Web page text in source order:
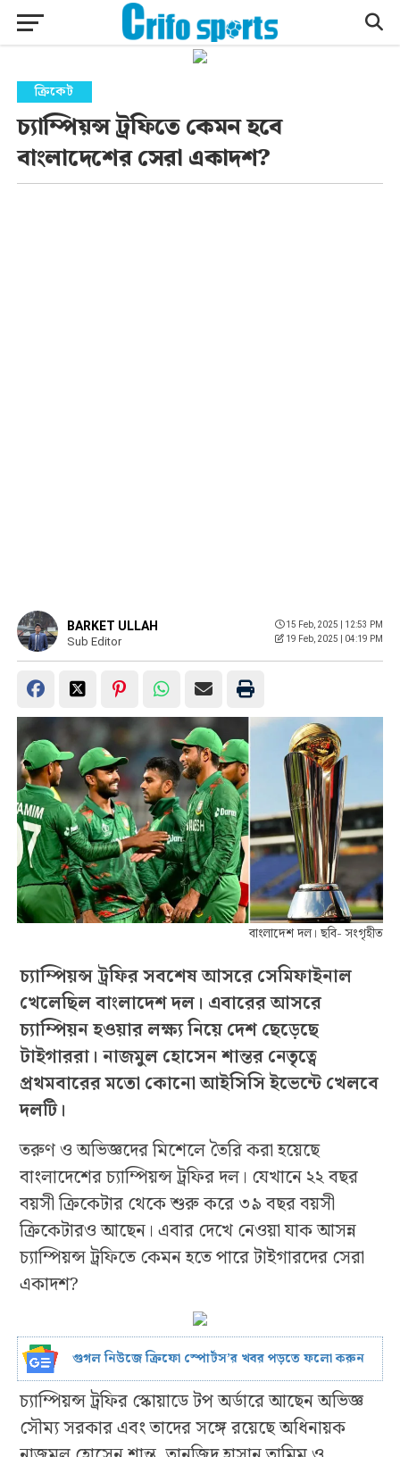
ক্রিকেট
চ্যাম্পিয়ন্স ট্রফিতে কেমন হবে
বাংলাদেশের সেরা একাদশ?
BARKET ULLAH
Sub Editor
15 Feb, 2025 | 12:53 PM
19 Feb, 2025 | 04:19 PM
বাংলাদেশ দল। ছবি- সংগৃহীত
চ্যাম্পিয়ন্স ট্রফির সবশেষ আসরে সেমিফাইনাল
খেলেছিল বাংলাদেশ দল। এবারের আসরে
চ্যাম্পিয়ন হওয়ার লক্ষ্য নিয়ে দেশ ছেড়েছে
টাইগাররা। নাজমুল হোসেন শান্তর নেতৃত্বে
প্রথমবারের মতো কোনো আইসিসি ইভেন্টে খেলবে
দলটি।
তরুণ ও অভিজ্ঞদের মিশেলে তৈরি করা হয়েছে
বাংলাদেশের চ্যাম্পিয়ন্স ট্রফির দল। যেখানে ২২ বছর
বয়সী ক্রিকেটার থেকে শুরু করে ৩৯ বছর বয়সী
ক্রিকেটারও আছেন। এবার দেখে নেওয়া যাক আসন্ন
চ্যাম্পিয়ন্স ট্রফিতে কেমন হতে পারে টাইগারদের সেরা
একাদশ?
গুগল নিউজে ক্রিফো স্পোর্টস’র খবর পড়তে ফলো করুন
চ্যাম্পিয়ন্স ট্রফির স্কোয়াডে টপ অর্ডারে আছেন অভিজ্ঞ
সৌম্য সরকার এবং তাদের সঙ্গে রয়েছে অধিনায়ক